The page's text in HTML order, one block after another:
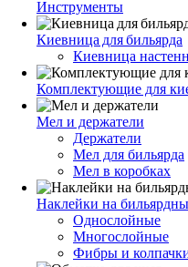
Инструменты
Киевница для бильярда
Киевница
Комплектующие для
Мел и держатели
Держатели
Мел для бильярда
Мел в коробках
Наклейки на
Однослойные
Многослойные
Фибры и